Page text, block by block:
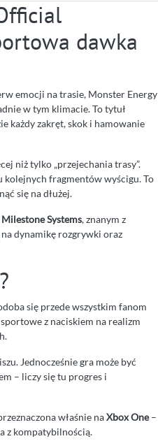
dawka
emocji na trasie, Monster Energy
w tym klimacie. To tytuł
każdy zakręt, skok i hamowanie
niż tylko „przejechania trasy”.
kolejnych fragmentów wyścigu. To
się na dłużej.
Milestone Systems, znanym z
dynamikę rozgrywki oraz
się przede wszystkim fanom
z naciskiem na realizm
Jednocześnie gra może być
– liczy się tu progres i
właśnie naXbox One–
z kompatybilnością.